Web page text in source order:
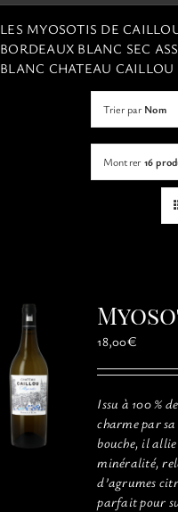
OFFRIR UNE
MON PANIER
LES MYOSOTIS DE
BORDEAUX BLANC SEC
BLANC CHATEAU CAILLOU
Trier parNom
Montrer16
18,00€
Issu à 100 %
charme par
bouche, il
minéralité,
d’agrumes
parfait pour